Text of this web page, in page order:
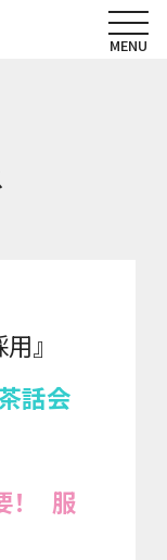
』
話会
！ 服